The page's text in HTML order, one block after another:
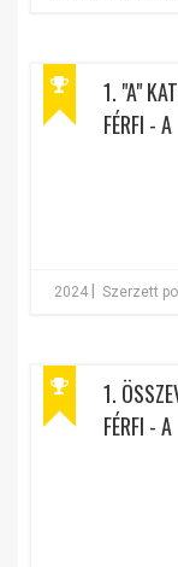
1. "A"
FÉRFI - A
2024 Szerzett
1.
FÉRFI - A